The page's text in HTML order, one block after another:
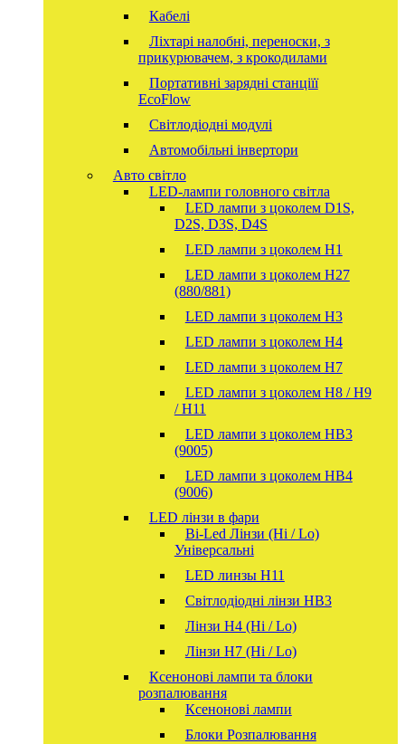
Кабелі
Ліхтарі налобні, переноски, з
прикурювачем, з крокодилами
Портативні зарядні станціїї
EcoFlow
Світлодіодні модулі
Автомобільні інвертори
Авто світло
LED-лампи головного світла
LED лампи з цоколем D1S,
D2S, D3S, D4S
LED лампи з цоколем H1
LED лампи з цоколем H27
(880/881)
LED лампи з цоколем H3
LED лампи з цоколем H4
LED лампи з цоколем H7
LED лампи з цоколем H8 / H9
/ H11
LED лампи з цоколем HB3
(9005)
LED лампи з цоколем HB4
(9006)
LED лінзи в фари
Bi-Led Лінзи (Hi / Lo)
Універсальні
LED линзы H11
Світлодіодні лінзи HB3
Лінзи Н4 (Hi / Lo)
Лінзи Н7 (Hi / Lo)
Ксенонові лампи та блоки
розпалювання
Ксенонові лампи
Блоки Розпалювання